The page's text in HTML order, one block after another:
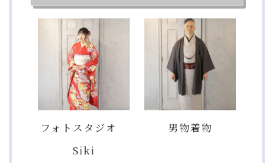
フォトスタジオ
Siki
男物着物